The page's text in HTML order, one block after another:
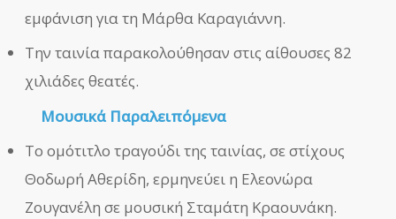
εμφάνιση για τη Μάρθα Καραγιάννη.
Την ταινία παρακολούθησαν στις αίθουσες 82
χιλιάδες θεατές.
Μουσικά Παραλειπόμενα
Το ομότιτλο τραγούδι της ταινίας, σε στίχους
Θοδωρή Αθερίδη, ερμηνεύει η Ελεονώρα
Ζουγανέλη σε μουσική Σταμάτη Κραουνάκη.